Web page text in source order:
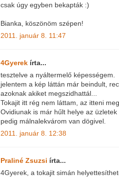
csak úgy egyben bekapták :)
Bianka, köszönöm szépen!
2011. január 8. 11:47
4Gyerek írta...
tesztelve a nyáltermelő képességem.
jelentem a kép láttán már beindult,
azoknak akiket megszidhattál...
Tokajit itt rég nem láttam, az itteni
Ovidiunak is már hűlt helye az üzletek
pedig málnalekvárom van dögivel.
2011. január 8. 12:38
Praliné Zsuzsi írta...
4Gyerek, a tokajit simán